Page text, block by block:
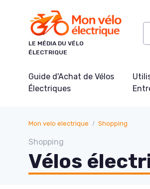
LE MÉDIA DU VÉLO
ÉLECTRIQUE
Guide d'Achat de Vélos
Électriques
Mon velo electrique Shopping
Shopping
Vélos